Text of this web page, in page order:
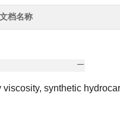
文档名称
synthetic